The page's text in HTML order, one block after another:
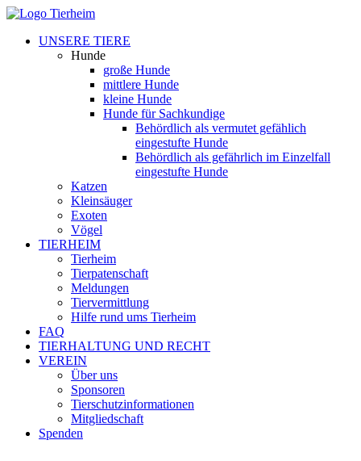
UNSERE TIERE
Hunde
große Hunde
mittlere Hunde
kleine Hunde
Hunde für Sachkundige
Behördlich als vermutet gefählich
eingestufte Hunde
Behördlich als gefährlich im Einzelfall
eingestufte Hunde
Katzen
Kleinsäuger
Exoten
Vögel
TIERHEIM
Tierheim
Tierpatenschaft
Meldungen
Tiervermittlung
Hilfe rund ums Tierheim
FAQ
TIERHALTUNG UND RECHT
VEREIN
Über uns
Sponsoren
Tierschutzinformationen
Mitgliedschaft
Spenden